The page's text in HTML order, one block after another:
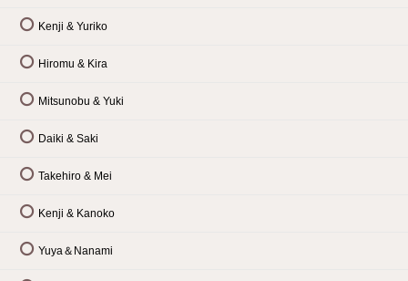
Kenji & Yuriko
Hiromu & Kira
Mitsunobu & Yuki
Daiki & Saki
Takehiro & Mei
Kenji & Kanoko
Yuya＆Nanami